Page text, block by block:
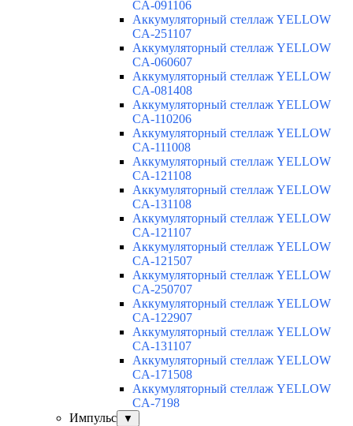
CA-091106
Аккумуляторный стеллаж YELLOW
CA-251107
Аккумуляторный стеллаж YELLOW
CA-060607
Аккумуляторный стеллаж YELLOW
CA-081408
Аккумуляторный стеллаж YELLOW
CA-110206
Аккумуляторный стеллаж YELLOW
CA-111008
Аккумуляторный стеллаж YELLOW
CA-121108
Аккумуляторный стеллаж YELLOW
CA-131108
Аккумуляторный стеллаж YELLOW
CA-121107
Аккумуляторный стеллаж YELLOW
CA-121507
Аккумуляторный стеллаж YELLOW
CA-250707
Аккумуляторный стеллаж YELLOW
CA-122907
Аккумуляторный стеллаж YELLOW
CA-131107
Аккумуляторный стеллаж YELLOW
CA-171508
Аккумуляторный стеллаж YELLOW
CA-7198
Импульс
▼